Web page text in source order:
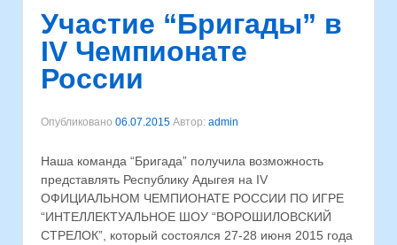
Участие “Бригады” в
IV Чемпионате
России
Опубликовано 06.07.2015 Автор: admin
Наша команда “Бригада” получила возможность
представлять Республику Адыгея на IV
ОФИЦИАЛЬНОМ ЧЕМПИОНАТЕ РОССИИ ПО ИГРЕ
“ИНТЕЛЛЕКТУАЛЬНОЕ ШОУ “ВОРОШИЛОВСКИЙ
СТРЕЛОК”, который состоялся 27-28 июня 2015 года